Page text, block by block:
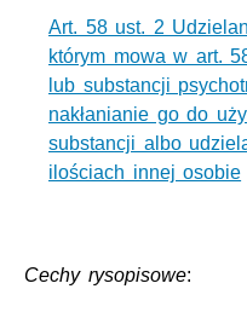
Art. 58 ust. 2
którym mowa w art.
lub substancji
nakłanianie go do
substancji albo
ilościach innej osobie
Cechy rysopisowe: